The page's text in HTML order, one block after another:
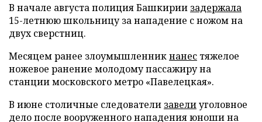
В начале августа полиция Башкирии задержала
15-летнюю школьницу за нападение с ножом на
двух сверстниц.
Месяцем ранее злоумышленникнанес тяжелое
ножевое ранение молодому пассажиру на
станции московского метро «Павелецкая».
В июне столичные следователи завелиуголовное
дело после вооруженного нападения юноши на